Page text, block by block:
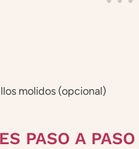
molidos (opcional)
PASO A PASO